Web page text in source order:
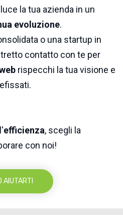
la tua azienda in un
evoluzione.
o una startup in
contatto con te per
rispecchi la tua visione e
efficienza, scegli la
con noi!
AIUTARTI